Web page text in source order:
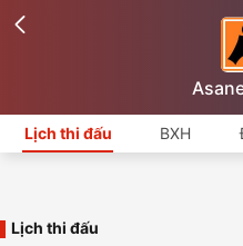
Lịch thi đấu BXH
Lịch thi đấu